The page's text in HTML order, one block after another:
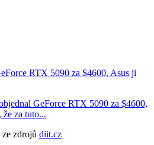
RTX 5090 za $4600, Asus ji
GeForce RTX 5090 za $4600,
za tuto...
zdrojů diit.cz